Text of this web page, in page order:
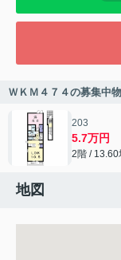
ＷＫＭ４７４の募集中
203
5.7万円
2階 /
地図